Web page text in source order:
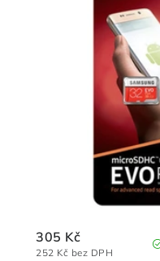
252 Kč bez DPH
305 Kč